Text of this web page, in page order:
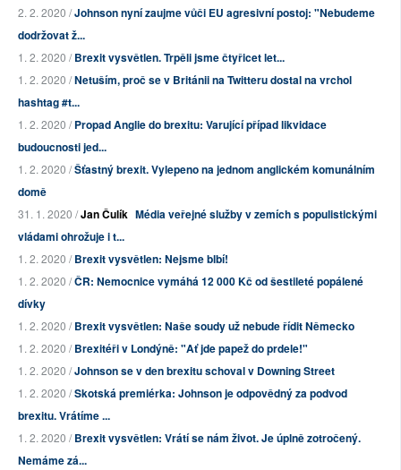
2. 2. 2020 /Johnson nyní zaujme vůči EU agresivní postoj: "Nebudeme
dodržovat ž...
1. 2. 2020 /Brexit vysvětlen. Trpěli jsme čtyřicet let...
1. 2. 2020 /Netuším, proč se v Británii na Twitteru dostal na vrchol
hashtag #t...
1. 2. 2020 /Propad Anglie do brexitu: Varující případ likvidace
budoucnosti jed...
1. 2. 2020 /Šťastný brexit. Vylepeno na jednom anglickém komunálním
domě
31. 1. 2020 /Jan Čulík Média veřejné služby v zemích s populistickými
vládami ohrožuje i t...
1. 2. 2020 /Brexit vysvětlen: Nejsme blbí!
1. 2. 2020 /ČR: Nemocnice vymáhá 12 000 Kč od šestileté popálené
dívky
1. 2. 2020 /Brexit vysvětlen: Naše soudy už nebude řídit Německo
1. 2. 2020 /Brexitéři v Londýně: "Ať jde papež do prdele!"
1. 2. 2020 /Johnson se v den brexitu schoval v Downing Street
1. 2. 2020 /Skotská premiérka: Johnson je odpovědný za podvod
brexitu. Vrátíme ...
1. 2. 2020 /Brexit vysvětlen: Vrátí se nám život. Je úplně zotročený.
Nemáme zá...